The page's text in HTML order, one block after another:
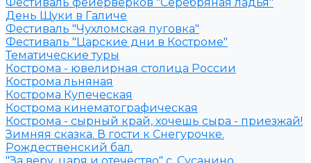
День Щуки в Галиче
Фестиваль "Чухломская пуговка"
Фестиваль "Царские дни в Костроме"
Тематические туры
Кострома - ювелирная столица России
Кострома льняная
Кострома Купеческая
Кострома кинематографическая
Кострома - сырный край, хочешь сыра - приезжай!
Зимняя сказка. В гости к Снегурочке.
Рождественский бал.